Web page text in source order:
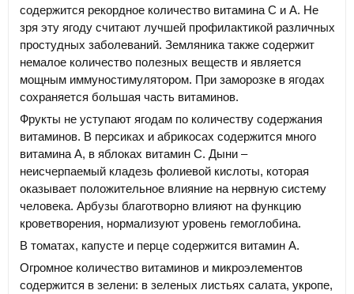
содержится рекордное количество витамина С и А. Не
зря эту ягоду считают лучшей профилактикой различных
простудных заболеваний. Земляника также содержит
немалое количество полезных веществ и является
мощным иммуностимулятором. При заморозке в ягодах
сохраняется большая часть витаминов.
Фрукты не уступают ягодам по количеству содержания
витаминов. В персиках и абрикосах содержится много
витамина А, в яблоках витамин С. Дыни –
неисчерпаемый кладезь фолиевой кислоты, которая
оказывает положительное влияние на нервную систему
человека. Арбузы благотворно влияют на функцию
кроветворения, нормализуют уровень гемоглобина.
В томатах, капусте и перце содержится витамин А.
Огромное количество витаминов и микроэлементов
содержится в зелени: в зеленых листьях салата, укропе,